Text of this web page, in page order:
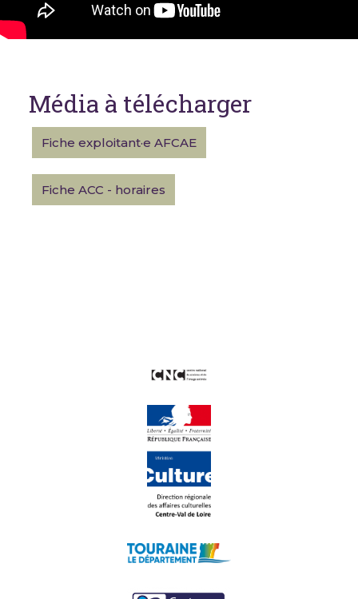
Média à télécharger
Fiche exploitant·e AFCAE
Fiche ACC - horaires